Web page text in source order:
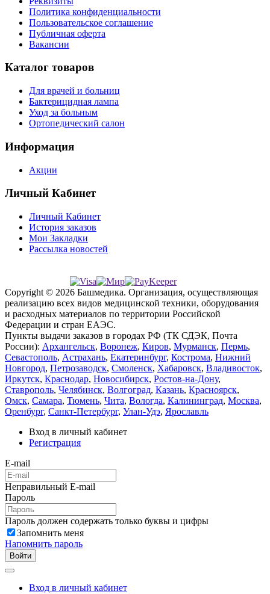
Политика конфиденциальности
Пользовательское соглашение
Публичная оферта
Вакансии
Каталог товаров
Для врачей и больниц
Бактерицидная лампа
Уход за больным
Ортопедический салон
Информация
Акции
Личный Кабинет
Личный Кабинет
История заказов
Мои Закладки
Рассылка новостей
Copyright © 2026 Башмедика. Организация, осуществляющая
реализацию всех видов медицинской техники, оборудования
и расходных материалов по территории Российской
Федерации и стран ЕАЭС.
Пункты выдачи заказов в городах РФ (ТК СДЭК, Почта
России): Архангельск, Воронеж, Киров, Мурманск, Пермь,
Севастополь, Астрахань, Екатеринбург, Кострома, Нижний
Новгород, Петрозаводск, Смоленск, Хабаровск, Владивосток,
Иркутск, Краснодар, Новосибирск, Ростов-на-Дону,
Ставрополь, Челябинск, Волгоград, Казань, Красноярск,
Омск, Самара, Тюмень, Чита, Вологда, Калининград, Москва,
Оренбург, Санкт-Петербург, Улан-Удэ, Ярославль
Вход в личный кабинет
Регистрация
E-mail
Неправильный E-mail
Пароль
Пароль должен содержать только буквы и цифры
Запомнить меня
Напомнить пароль
Войти
Вход в личный кабинет